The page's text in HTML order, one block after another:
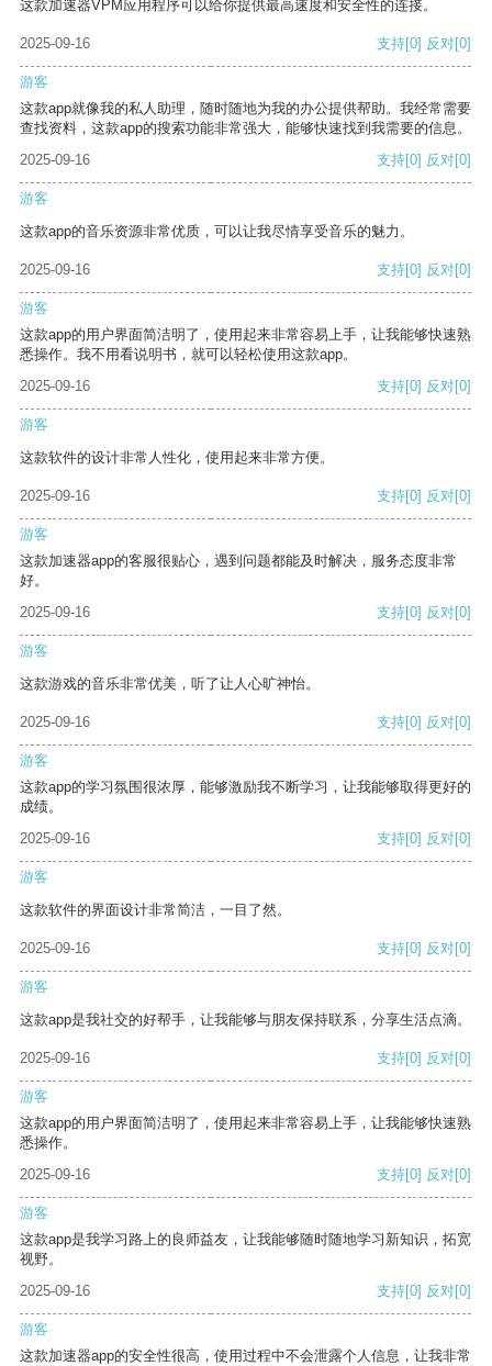
这款加速器VPM应用程序可以给你提供最高速度和安全性的连接。
2025-09-16 支持[0] 反对[0]
游客
这款app就像我的私人助理，随时随地为我的办公提供帮助。我经常需要
查找资料，这款app的搜索功能非常强大，能够快速找到我需要的信息。
2025-09-16
支持[0] 反对[0]
游客
这款app的音乐资源非常优质，可以让我尽情享受音乐的魅力。
2025-09-16 支持[0] 反对[0]
游客
这款app的用户界面简洁明了，使用起来非常容易上手，让我能够快速熟
悉操作。我不用看说明书，就可以轻松使用这款app。
2025-09-16
支持[0] 反对[0]
游客
这款软件的设计非常人性化，使用起来非常方便。
2025-09-16 支持[0] 反对[0]
游客
这款加速器app的客服很贴心，遇到问题都能及时解决，服务态度非常
好。
2025-09-16
支持[0] 反对[0]
游客
这款游戏的音乐非常优美，听了让人心旷神怡。
2025-09-16 支持[0] 反对[0]
游客
这款app的学习氛围很浓厚，能够激励我不断学习，让我能够取得更好的
成绩。
2025-09-16
支持[0] 反对[0]
游客
这款软件的界面设计非常简洁，一目了然。
2025-09-16 支持[0] 反对[0]
游客
这款app是我社交的好帮手，让我能够与朋友保持联系，分享生活点滴。
2025-09-16 支持[0] 反对[0]
游客
这款app的用户界面简洁明了，使用起来非常容易上手，让我能够快速熟
悉操作。
2025-09-16
支持[0] 反对[0]
游客
这款app是我学习路上的良师益友，让我能够随时随地学习新知识，拓宽
视野。
2025-09-16
支持[0] 反对[0]
游客
这款加速器app的安全性很高，使用过程中不会泄露个人信息，让我非常